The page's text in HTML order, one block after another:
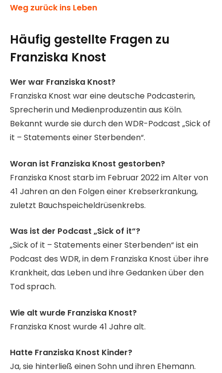
Weg zurück ins Leben
Häufig gestellte Fragen zu
Franziska Knost
Wer war Franziska Knost?
Franziska Knost war eine deutsche Podcasterin,
Sprecherin und Medienproduzentin aus Köln.
Bekannt wurde sie durch den WDR-Podcast „Sick of
it – Statements einer Sterbenden“.
Woran ist Franziska Knost gestorben?
Franziska Knost starb im Februar 2022 im Alter von
41 Jahren an den Folgen einer Krebserkrankung,
zuletzt Bauchspeicheldrüsenkrebs.
Was ist der Podcast „Sick of it“?
„Sick of it – Statements einer Sterbenden“ ist ein
Podcast des WDR, in dem Franziska Knost über ihre
Krankheit, das Leben und ihre Gedanken über den
Tod sprach.
Wie alt wurde Franziska Knost?
Franziska Knost wurde 41 Jahre alt.
Hatte Franziska Knost Kinder?
Ja, sie hinterließ einen Sohn und ihren Ehemann.